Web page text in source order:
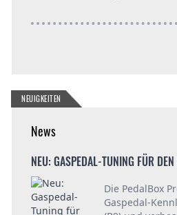
NEUIGKEITEN
News
NEU: GASPEDAL-TUNING FÜR
Die PedalBox
Gaspedal-